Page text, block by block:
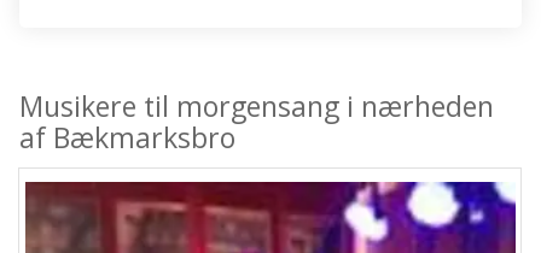
Musikere til morgensang i nærheden
af Bækmarksbro